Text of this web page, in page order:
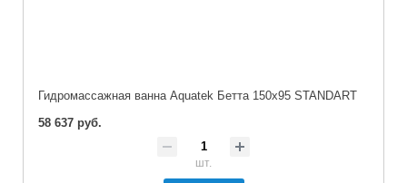
Гидромассажная ванна Aquatek Бетта 150x95 STANDART
58 637 руб.
шт.